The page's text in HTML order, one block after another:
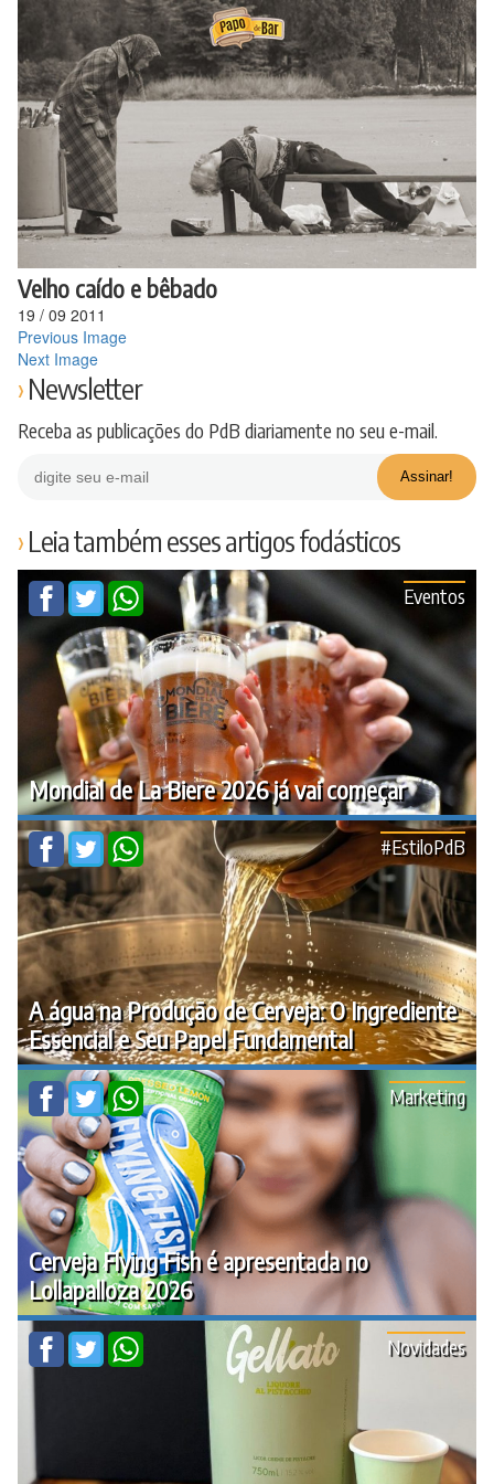
conteúdo
Velho caído e bêbado
19 / 09 2011
Previous Image
Next Image
Newsletter
Receba as publicações do PdB diariamente no seu e-mail.
Leia também esses artigos fodásticos
Mondial de La Biere 2026 já vai começar
Eventos
A água na Produção de Cerveja: O Ingrediente
Essencial e Seu Papel Fundamental
#EstiloPdB
Cerveja Flying Fish é apresentada no
Lollapalloza 2026
Marketing
Novidades